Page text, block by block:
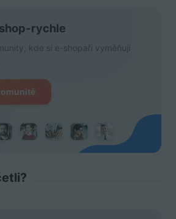
rychle
kde si e-shopaři vyměňují